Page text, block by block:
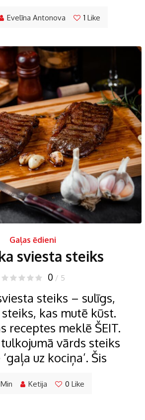
Evelīna Antonova 1 Like
Gaļas ēdieni
sviesta steiks
0 / 5
steiks – sulīgs,
kas mutē kūst.
receptes meklē ŠEIT.
vārds steiks
uz kociņa’. Šis
Ketija 0 Like